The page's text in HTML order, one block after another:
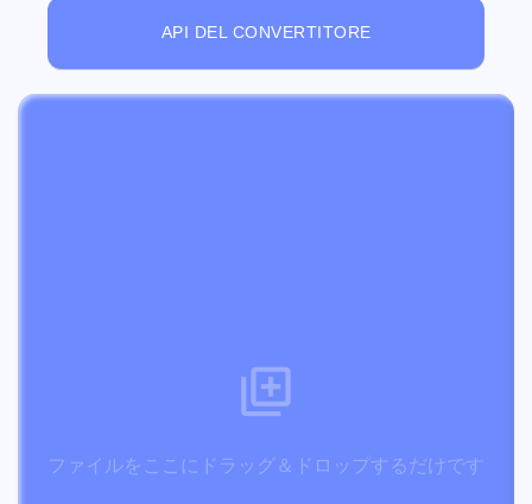
API DEL CONVERTITORE
ファイルをここにドラッグ＆ドロップするだけです